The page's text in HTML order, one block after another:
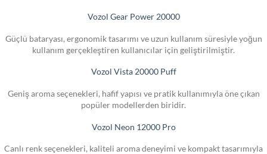
Vozol Gear Power 20000
Güçlü bataryası, ergonomik tasarımı ve uzun kullanım süresiyle yoğun
kullanım gerçekleştiren kullanıcılar için geliştirilmiştir.
Vozol Vista 20000 Puff
Geniş aroma seçenekleri, hafif yapısı ve pratik kullanımıyla öne çıkan
popüler modellerden biridir.
Vozol Neon 12000 Pro
Canlı renk seçenekleri, kaliteli aroma deneyimi ve kompakt tasarımıyla